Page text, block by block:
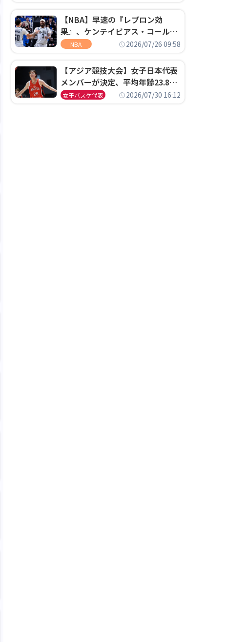
【NBA】早速の『レブロン効
果』、ケンテイビアス・コールド
ウェル・ポープがセブンティシク
NBA 2026/07/26 09:58
【アジア競技大会】女子日本代表
メンバーが決定、平均年齢23.8歳
のフレッシュなメンバーが日本開
女子バスケ代表 2026/07/30 16:12